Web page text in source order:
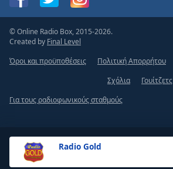
Radio Gold
© Online Radio Box, 2015-2026.
Created by Final Level
Όροι και προϋποθέσεις
Πολιτική Απορρήτου
Σχόλια
Γουίτζετς
Για τους ραδιοφωνικούς σταθμούς